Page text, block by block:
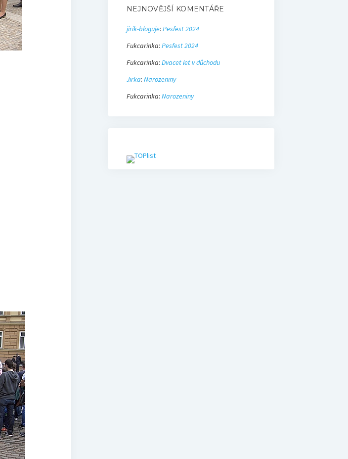
NEJNOVĚJŠÍ KOMENTÁŘE
jirik-bloguje: Pesfest 2024
Fukcarinka: Pesfest 2024
Fukcarinka: Dvacet let v důchodu
Jirka: Narozeniny
Fukcarinka: Narozeniny